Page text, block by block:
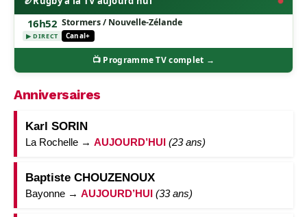
16h52
▶ DIRECT
Stormers / Nouvelle-Zélande
Canal+
📺 Programme TV complet →
Anniversaires
Karl SORIN
La Rochelle → AUJOURD’HUI (23 ans)
Baptiste CHOUZENOUX
Bayonne → AUJOURD’HUI (33 ans)